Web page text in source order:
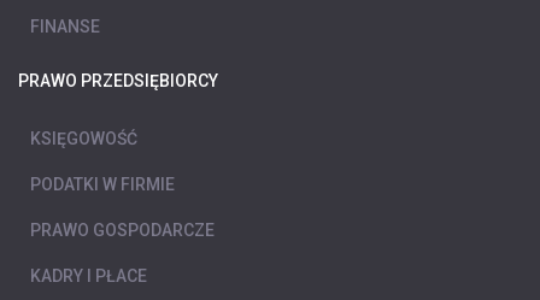
FINANSE
PRAWO PRZEDSIĘBIORCY
KSIĘGOWOŚĆ
PODATKI W FIRMIE
PRAWO GOSPODARCZE
KADRY I PŁACE